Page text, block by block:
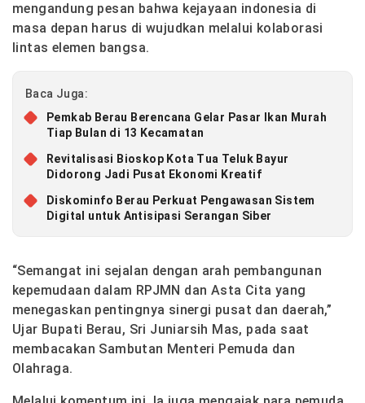
mengandung pesan bahwa kejayaan indonesia di
masa depan harus di wujudkan melalui kolaborasi
lintas elemen bangsa.
Baca Juga:
Pemkab Berau Berencana Gelar Pasar Ikan Murah
Tiap Bulan di 13 Kecamatan
Revitalisasi Bioskop Kota Tua Teluk Bayur
Didorong Jadi Pusat Ekonomi Kreatif
Diskominfo Berau Perkuat Pengawasan Sistem
Digital untuk Antisipasi Serangan Siber
“Semangat ini sejalan dengan arah pembangunan
kepemudaan dalam RPJMN dan Asta Cita yang
menegaskan pentingnya sinergi pusat dan daerah,”
Ujar Bupati Berau, Sri Juniarsih Mas, pada saat
membacakan Sambutan Menteri Pemuda dan
Olahraga.